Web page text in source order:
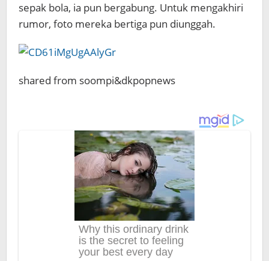
sepak bola, ia pun bergabung. Untuk mengakhiri
rumor, foto mereka bertiga pun diunggah.
shared from soompi&dkpopnews